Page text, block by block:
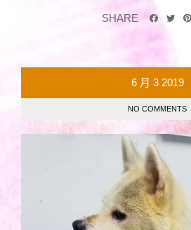
SHARE
6 月 3 2019
NO COMMENTS